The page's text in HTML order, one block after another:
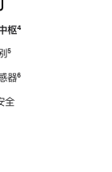
枢脚
⁴
脚
⁵
器脚
⁶
全